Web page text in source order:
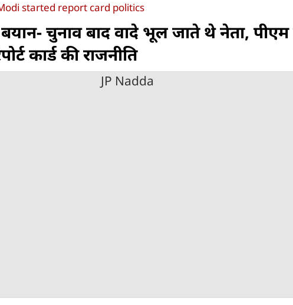
started report card politics
बयान- चुनाव बाद वादे भूल जाते थे नेता, पीएम
कार्ड की राजनीति